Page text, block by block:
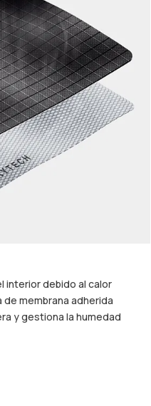
interior debido al calor
membrana adherida
y gestiona la humedad